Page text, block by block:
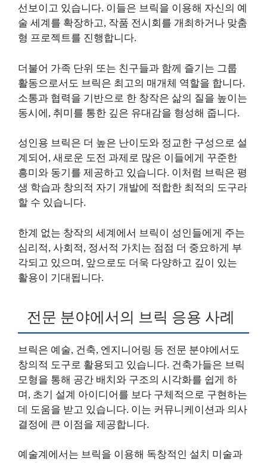
선보이고 있습니다. 이들은 브릭을 이용해 자신의 예
술 세계를 확장하고, 작품 전시회를 개최하거나 맞춤
형 프로젝트를 진행합니다.
더불어 가족 단위 또는 친구들과 함께 즐기는 그룹
활동으로서도 브릭은 최고의 매개체 역할을 합니다.
소통과 협력을 기반으로 한 창작은 삶의 질을 높이는
동시에, 취미를 통한 깊은 유대감을 형성해 줍니다.
성인용 브릭은 더 높은 난이도와 정교한 구성으로 설
계되어, 새로운 도전 과제로 많은 이들에게 꾸준한
흥미와 동기를 제공하고 있습니다. 이처럼 브릭은 평
생 학습과 창의적 자기 개발에 적합한 최적의 도구라
할 수 있습니다.
한계 없는 창작의 세계에서 브릭이 성인들에게 주는
심리적, 사회적, 정서적 가치는 점점 더 중요하게 부
각되고 있으며, 앞으로도 더욱 다양하고 깊이 있는
활용이 기대됩니다.
전문 분야에서의 브릭 응용 사례
브릭은 예술, 건축, 엔지니어링 등 전문 분야에서도
창의적 도구로 활용되고 있습니다. 건축가들은 브릭
모형을 통해 공간 배치와 구조의 시각화를 쉽게 하
며, 초기 설계 아이디어를 보다 구체적으로 구현하는
데 도움을 받고 있습니다. 이는 커뮤니케이션과 의사
결정에 큰 이점을 제공합니다.
예술계에서는 브릭을 이용해 독창적인 설치 미술과